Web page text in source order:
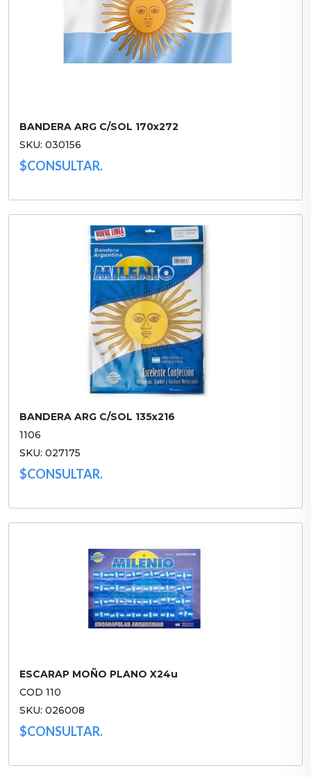
BANDERA ARG C/SOL 170x272
SKU: 030156
$CONSULTAR.
BANDERA ARG C/SOL 135x216
1106
SKU: 027175
$CONSULTAR.
ESCARAP MOÑO PLANO X24u
COD 110
SKU: 026008
$CONSULTAR.